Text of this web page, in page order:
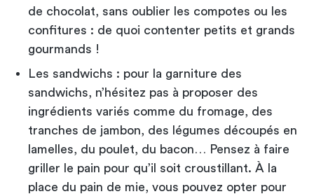
de chocolat, sans oublier les compotes ou les
confitures : de quoi contenter petits et grands
gourmands !
Les sandwichs : pour la garniture des
sandwichs, n’hésitez pas à proposer des
ingrédients variés comme du fromage, des
tranches de jambon, des légumes découpés en
lamelles, du poulet, du bacon… Pensez à faire
griller le pain pour qu’il soit croustillant. À la
place du pain de mie, vous pouvez opter pour